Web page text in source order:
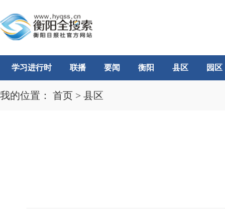
学习进行时 联播 要闻 衡阳 县区 园区
我的位置： 首页 > 县区